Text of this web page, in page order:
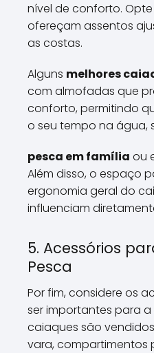
nível de conforto.
ofereçam assentos
as costas.
Alguns melhores
com almofadas que
conforto, permitindo
o seu tempo na água,
pesca em família ou
Além disso, o espaço
ergonomia geral do
influenciam
5. Acessórios
Pesca
Por fim, considere os
ser importantes para
caiaques são
vara, compartimentos